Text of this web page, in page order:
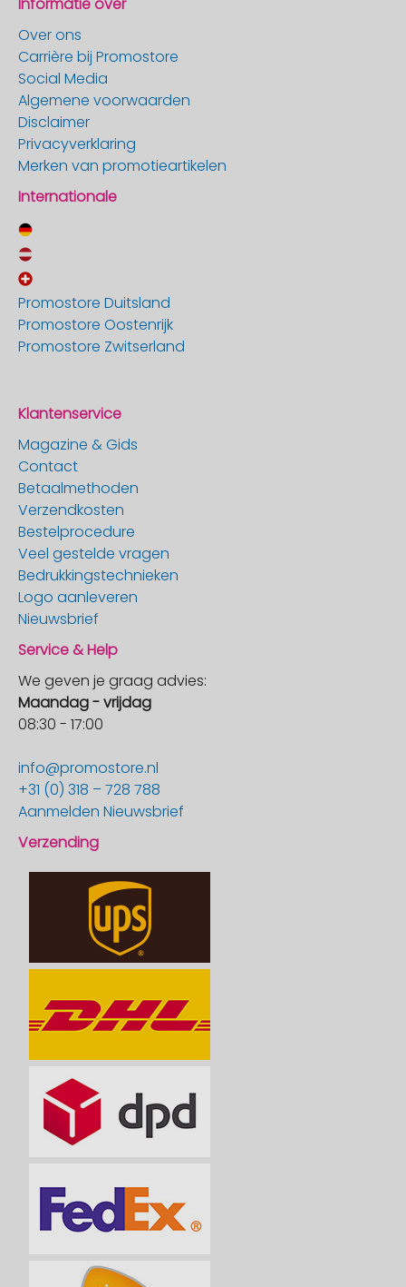
Over ons
Carrière bij Promostore
Social Media
Algemene voorwaarden
Disclaimer
Privacyverklaring
Merken van promotieartikelen
Internationale
Promostore Duitsland
Promostore Oostenrijk
Promostore Zwitserland
Klantenservice
Magazine & Gids
Contact
Betaalmethoden
Verzendkosten
Bestelprocedure
Veel gestelde vragen
Bedrukkingstechnieken
Logo aanleveren
Nieuwsbrief
Service & Help
We geven je graag advies:
Maandag - vrijdag
08:30 - 17:00
info@promostore.nl
+31 (0) 318 – 728 788
Aanmelden Nieuwsbrief
Verzending